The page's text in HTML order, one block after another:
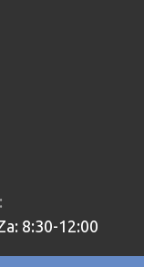
8:30-12:00